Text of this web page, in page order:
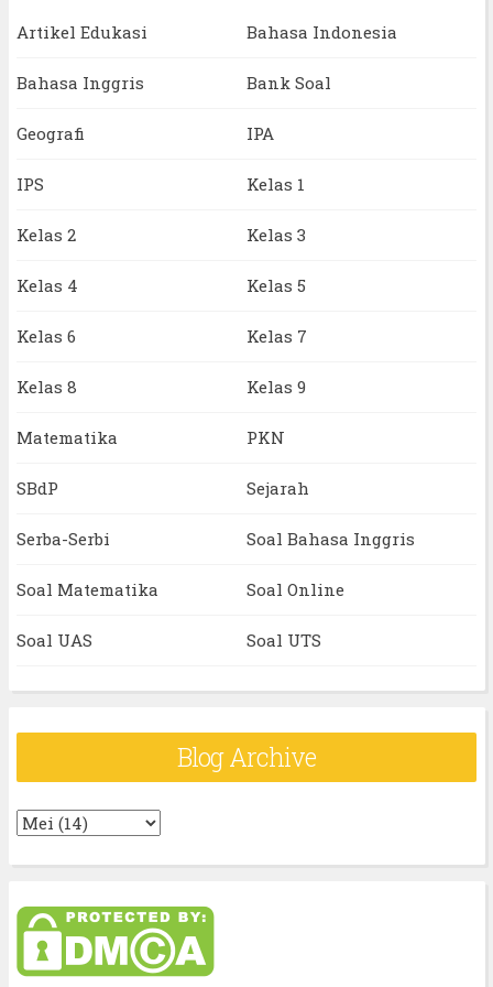
Artikel Edukasi Bahasa Indonesia
Bahasa Inggris Bank Soal
Geografi IPA
IPS Kelas 1
Kelas 2 Kelas 3
Kelas 4 Kelas 5
Kelas 6 Kelas 7
Kelas 8 Kelas 9
Matematika PKN
SBdP Sejarah
Serba-Serbi Soal Bahasa Inggris
Soal Matematika Soal Online
Soal UAS Soal UTS
Blog Archive